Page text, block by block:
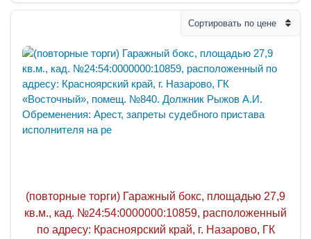
Сортировать по цене
(повторные торги) Гаражный бокс, площадью 27,9
кв.м., кад. №24:54:0000000:10859, расположенный
по адресу: Красноярский край, г. Назарово, ГК